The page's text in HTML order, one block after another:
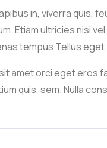
in, viverra quis,
Etiam ultricies nisi
tempus Tellus eget.
amet orci eget eros
quis, sem. Nulla